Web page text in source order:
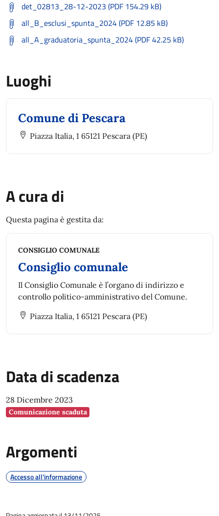
det_02813_28-12-2023 (PDF 154.29 kB)
all_B_esclusi_spunta_2024 (PDF 12.85 kB)
all_A_graduatoria_spunta_2024 (PDF 42.25 kB)
Luoghi
Comune di Pescara
Piazza Italia, 1 65121 Pescara (PE)
A cura di
Questa pagina è gestita da:
CONSIGLIO COMUNALE
Consiglio comunale
Il Consiglio Comunale è l’organo di indirizzo e
controllo politico-amministrativo del Comune.
Piazza Italia, 1 65121 Pescara (PE)
Data di scadenza
28 Dicembre 2023
Comunicazione scaduta
Argomenti
Accesso all'informazione